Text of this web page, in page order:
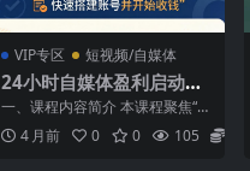
VIP专区 短视频/自媒体
24小时自媒体盈利启动
课：找对标生意+复制变
现，快速搭建账号并开始
收钱
一、课程内容简介 本课程聚焦“2
4小时内启动自媒体并盈利”核心
目标，跳过传统赛道...
4 月前 0 0 105